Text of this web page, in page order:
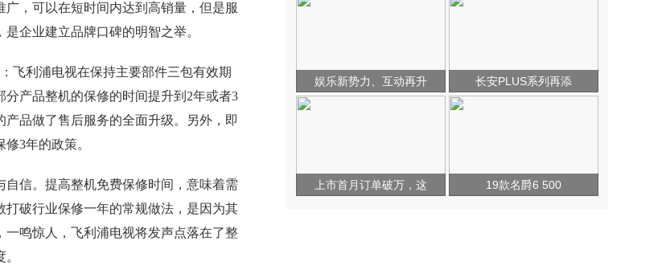
，可以在短时间内达到高销量，但是服
企业建立品牌口碑的明智之举。
飞利浦电视在保持主要部件三包有效期
产品整机的保修的时间提升到2年或者3
品做了售后服务的全面升级。另外，即
3年的政策。
信。提高整机免费保修时间，意味着需
破行业保修一年的常规做法，是因为其
鸣惊人，飞利浦电视将发声点落在了整
娱乐新势力、互动再升 长安PLUS系列再添
上市首月订单破万，这 19款名爵6 500